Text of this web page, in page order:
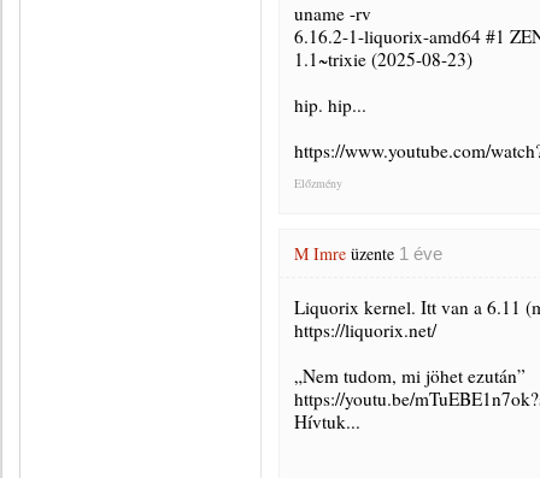
uname -rv
6.16.2-1-liquorix-amd64 #1
1.1~trixie (2025-08-23)
hip. hip...
https://www.youtube.com/
Előzmény
M Imre üzente 1 éve
Liquorix kernel. Itt van a 6.11
https://liquorix.net/
„Nem tudom, mi jöhet ezután”
https://youtu.be/
Hívtuk...